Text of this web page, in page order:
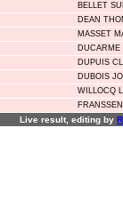
BELLET
DEAN
MASSET
DUCARME
DUPUIS
DUBOIS
WILLOCQ
Live result, editing by R